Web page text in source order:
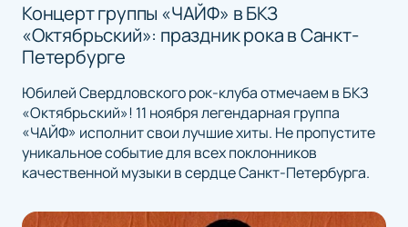
Концерт группы «ЧАЙФ» в БКЗ
«Октябрьский»: праздник рока в Санкт-
Петербурге
Юбилей Свердловского рок-клуба отмечаем в БКЗ
«Октябрьский»! 11 ноября легендарная группа
«ЧАЙФ» исполнит свои лучшие хиты. Не пропустите
уникальное событие для всех поклонников
качественной музыки в сердце Санкт-Петербурга.